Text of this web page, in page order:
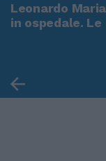
Leonardo
in ospedale.